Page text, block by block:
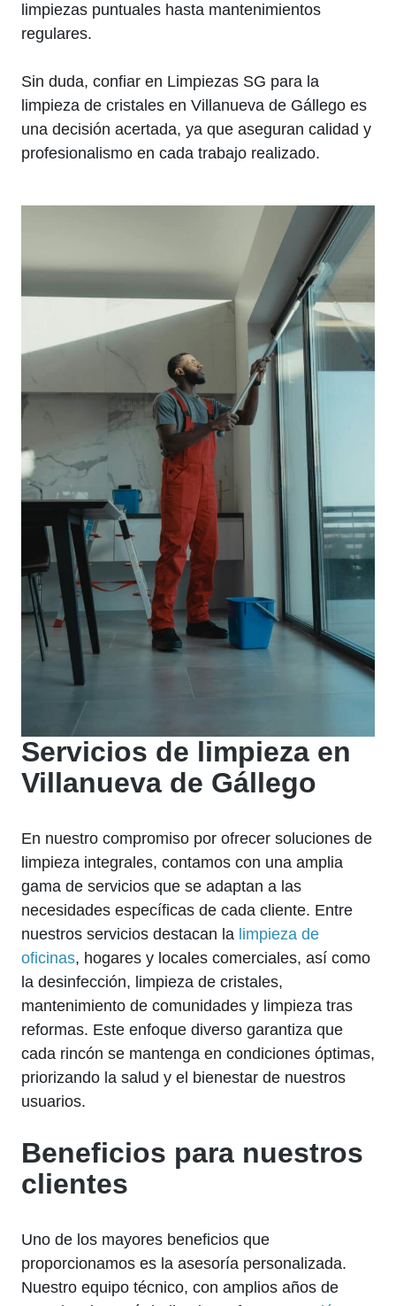
limpiezas puntuales hasta mantenimientos
regulares.
Sin duda, confiar en Limpiezas SG para la
limpieza de cristales en Villanueva de Gállego es
una decisión acertada, ya que aseguran calidad y
profesionalismo en cada trabajo realizado.
Servicios de limpieza en
Villanueva de Gállego
En nuestro compromiso por ofrecer soluciones de
limpieza integrales, contamos con una amplia
gama de servicios que se adaptan a las
necesidades específicas de cada cliente. Entre
nuestros servicios destacan la limpieza de
oficinas, hogares y locales comerciales, así como
la desinfección, limpieza de cristales,
mantenimiento de comunidades y limpieza tras
reformas. Este enfoque diverso garantiza que
cada rincón se mantenga en condiciones óptimas,
priorizando la salud y el bienestar de nuestros
usuarios.
Beneficios para nuestros
clientes
Uno de los mayores beneficios que
proporcionamos es la asesoría personalizada.
Nuestro equipo técnico, con amplios años de